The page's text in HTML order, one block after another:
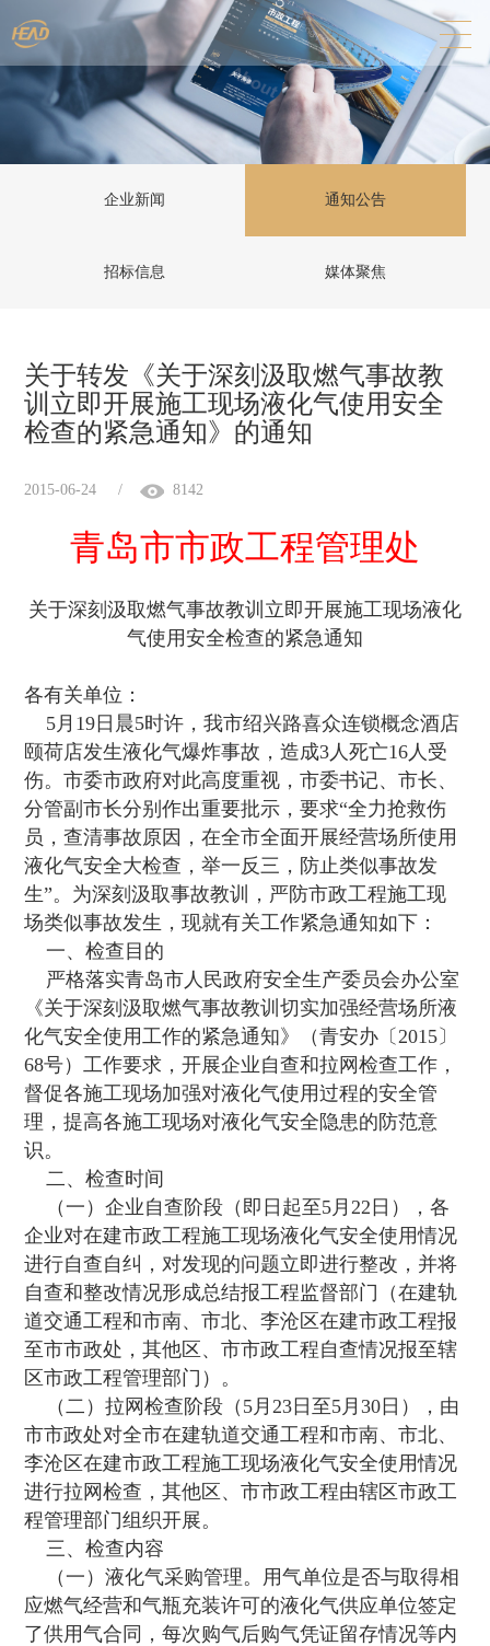
企业新闻 通知公告
招标信息 媒体聚焦
关于转发《关于深刻汲取燃气事故教
训立即开展施工现场液化气使用安全
检查的紧急通知》的通知
2015-06-24 / 8142
青岛市市政工程管理处
关于深刻汲取燃气事故教训立即开展施工现场液化
气使用安全检查的紧急通知
各有关单位：
5月19日晨5时许，我市绍兴路喜众连锁概念酒店
颐荷店发生液化气爆炸事故，造成3人死亡16人受
伤。市委市政府对此高度重视，市委书记、市长、
分管副市长分别作出重要批示，要求“全力抢救伤
员，查清事故原因，在全市全面开展经营场所使用
液化气安全大检查，举一反三，防止类似事故发
生”。为深刻汲取事故教训，严防市政工程施工现
场类似事故发生，现就有关工作紧急通知如下：
一、检查目的
严格落实青岛市人民政府安全生产委员会办公室
《关于深刻汲取燃气事故教训切实加强经营场所液
化气安全使用工作的紧急通知》（青安办〔2015〕
68号）工作要求，开展企业自查和拉网检查工作，
督促各施工现场加强对液化气使用过程的安全管
理，提高各施工现场对液化气安全隐患的防范意
识。
二、检查时间
（一）企业自查阶段（即日起至5月22日），各
企业对在建市政工程施工现场液化气安全使用情况
进行自查自纠，对发现的问题立即进行整改，并将
自查和整改情况形成总结报工程监督部门（在建轨
道交通工程和市南、市北、李沧区在建市政工程报
至市市政处，其他区、市市政工程自查情况报至辖
区市政工程管理部门）。
（二）拉网检查阶段（5月23日至5月30日），由
市市政处对全市在建轨道交通工程和市南、市北、
李沧区在建市政工程施工现场液化气安全使用情况
进行拉网检查，其他区、市市政工程由辖区市政工
程管理部门组织开展。
三、检查内容
（一）液化气采购管理。用气单位是否与取得相
应燃气经营和气瓶充装许可的液化气供应单位签定
了供用气合同，每次购气后购气凭证留存情况等内